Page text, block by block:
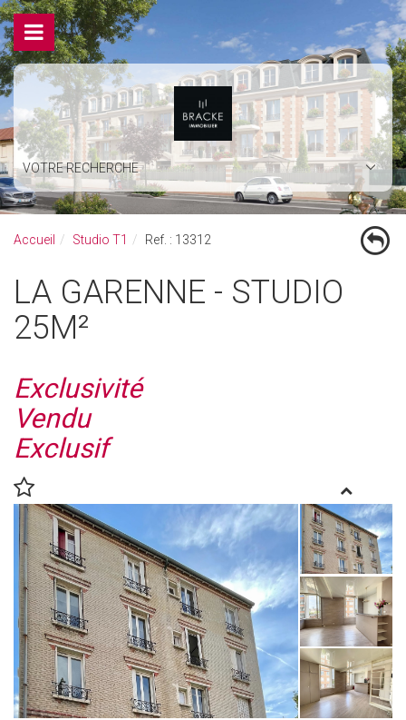
VOTRE RECHERCHE
Accueil Studio T1 Ref. : 13312
LA GARENNE - STUDIO
25M²
Exclusivité
Vendu
Exclusif